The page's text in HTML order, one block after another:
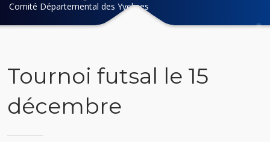
Comité Départemental des Yvelines
Tournoi futsal le 15
décembre